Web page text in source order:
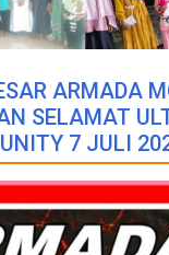
ARMADA
SELAMAT
7 JULI